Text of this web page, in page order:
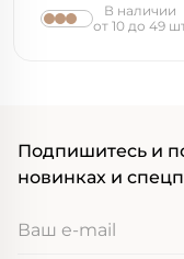
В наличии
от 10 до 49
Подпишитесь и
новинках и